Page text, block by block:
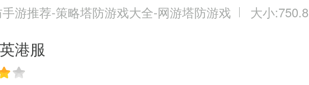
游推荐-策略塔防游戏大全-网游塔防游戏 大小
港服